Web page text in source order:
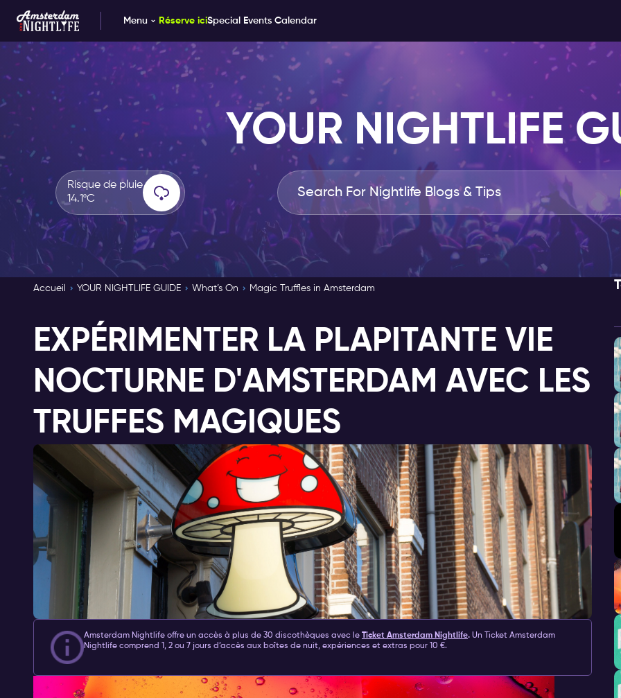
Menu Réserve iciSpecial Events Calendar
YOUR NIGHTLIFE
Risque de pluie
14.1ºC
Accueil YOUR NIGHTLIFE GUIDE What’s On Magic Truffles in Amsterdam
EXPÉRIMENTER LA PLAPITANTE VIE
NOCTURNE D'AMSTERDAM AVEC LES
TRUFFES MAGIQUES
Amsterdam Nightlife offre un accès à plus de 30 discothèques avec le Ticket Amsterdam Nightlife. Un
Ticket Amsterdam
Nightlife comprend 1, 2 ou 7 jours d’accès aux boîtes de nuit, expériences et extras pour 10 €.
INTRODUCTION AUX TRUFFES MAGIQUES À AMSTERDAM